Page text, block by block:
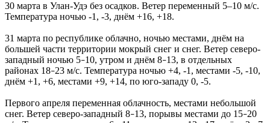
30 марта в Улан-Удэ без осадков. Ветер переменный 5–10 м/с.
Температура ночью -1, -3, днём +16, +18.
31 марта по республике облачно, ночью местами, днём на
большей части территории мокрый снег и снег. Ветер северо-
западный ночью 5–10, утром и днём 8–13, в отдельных
районах 18–23 м/с. Температура ночью +4, -1, местами -5, -10,
днём +1, +6, местами +9, +14, по юго-западу 0, -5.
Первого апреля переменная облачность, местами небольшой
снег. Ветер северо-западный 8–13, порывы местами до 15–20